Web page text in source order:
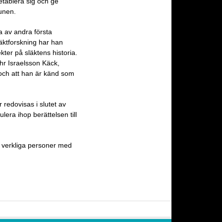
av andra första
har han
på släktens historia.
Israelsson Käck,
att han är känd som
redovisas i slutet av
ihop berättelsen till
personer med